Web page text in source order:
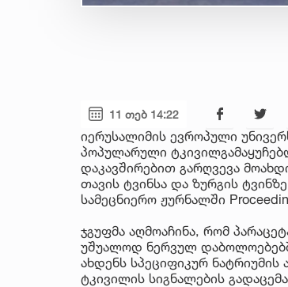
11 თებ 14:22
იერუსალიმის ევროპული
პოპულარული
დაკავშირებით გარღვევა
თავის ტვინსა და ზურგის
სამეცნიერო ჟურნალში
ჯგუფმა აღმოაჩინა, რომ
უშუალოდ ნერვულ
ახდენს სპეციფიკურ ნატრიუმის
ტკივილის სიგნალების